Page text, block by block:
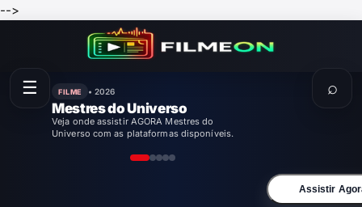
-->
FILME • 2026
Mestres do Universo
Veja onde assistir AGORA Mestres do
Universo com as plataformas disponíveis.
Assistir
☰ ⌕